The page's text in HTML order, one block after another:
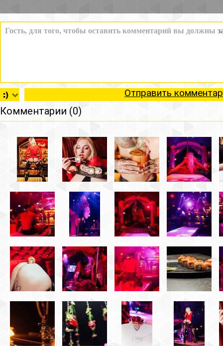
Отправить
Комментарии (0)